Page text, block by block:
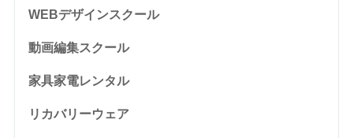
WEBデザインスクール
動画編集スクール
家具家電レンタル
リカバリーウェア